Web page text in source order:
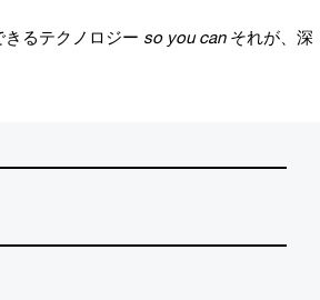
るテクノロジー so you can それが、深